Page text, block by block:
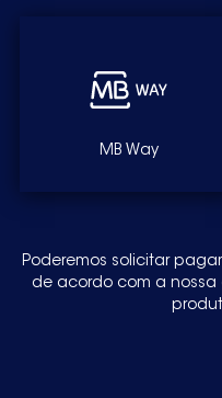
MB Way
Poderemos solicitar
de acordo com a